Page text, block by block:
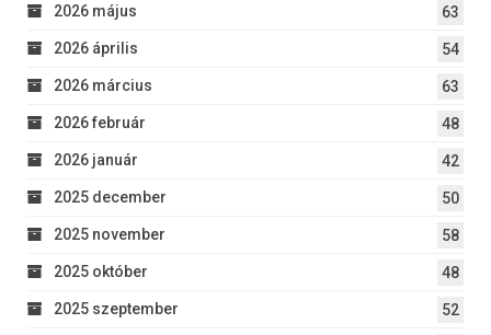
2026 május 63
2026 április 54
2026 március 63
2026 február 48
2026 január 42
2025 december 50
2025 november 58
2025 október 48
2025 szeptember 52